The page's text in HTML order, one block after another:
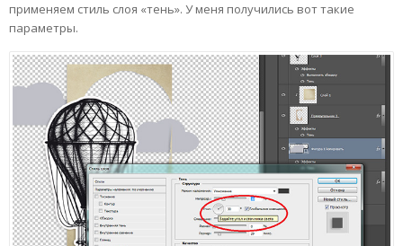
применяем стиль слоя «тень». У меня получились вот такие
параметры.